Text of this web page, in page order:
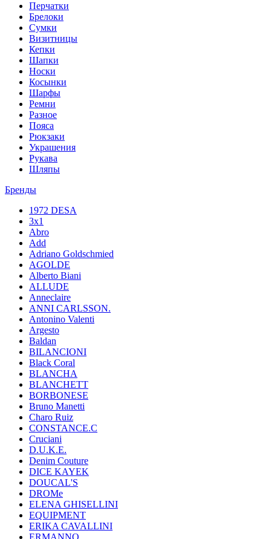
Перчатки
Брелоки
Сумки
Визитницы
Кепки
Шапки
Носки
Косынки
Шарфы
Ремни
Разное
Пояса
Рюкзаки
Украшения
Рукава
Шляпы
Бренды
1972 DESA
3x1
Abro
Add
Adriano Goldschmied
AGOLDE
Alberto Biani
ALLUDE
Anneclaire
ANNI CARLSSON.
Antonino Valenti
Argesto
Baldan
BILANCIONI
Black Coral
BLANCHA
BLANCHETT
BORBONESE
Bruno Manetti
Charo Ruiz
CONSTANCE.C
Cruciani
D.U.K.E.
Denim Couture
DICE KAYEK
DOUCAL'S
DROMe
ELENA GHISELLINI
EQUIPMENT
ERIKA CAVALLINI
ERMANNO